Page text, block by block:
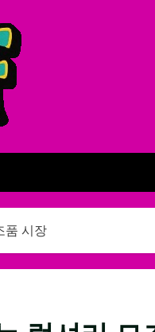
품 시장